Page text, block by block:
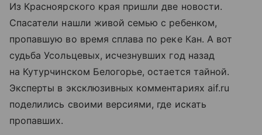
Из Красноярского края пришли две новости.
Спасатели нашли живой семью с ребенком,
пропавшую во время сплава по реке Кан. А вот
судьба Усольцевых, исчезнувших год назад
на Кутурчинском Белогорье, остается тайной.
Эксперты в эксклюзивных комментариях aif.ru
поделились своими версиями, где искать
пропавших.